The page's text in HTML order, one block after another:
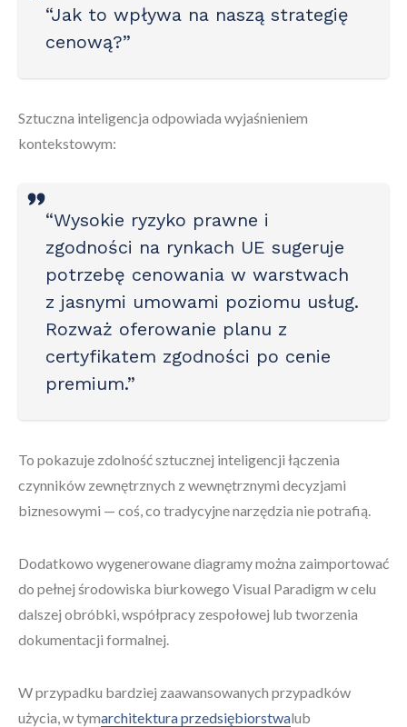
“Jak to wpływa na naszą strategię
cenową?”
Sztuczna inteligencja odpowiada wyjaśnieniem
kontekstowym:
“Wysokie ryzyko prawne i
zgodności na rynkach UE sugeruje
potrzebę cenowania w warstwach
z jasnymi umowami poziomu usług.
Rozważ oferowanie planu z
certyfikatem zgodności po cenie
premium.”
To pokazuje zdolność sztucznej inteligencji łączenia
czynników zewnętrznych z wewnętrznymi decyzjami
biznesowymi — coś, co tradycyjne narzędzia nie potrafią.
Dodatkowo wygenerowane diagramy można zaimportować
do pełnej środowiska biurkowego Visual Paradigm w celu
dalszej obróbki, współpracy zespołowej lub tworzenia
dokumentacji formalnej.
W przypadku bardziej zaawansowanych przypadków
użycia, w tymarchitektura przedsiębiorstwalub